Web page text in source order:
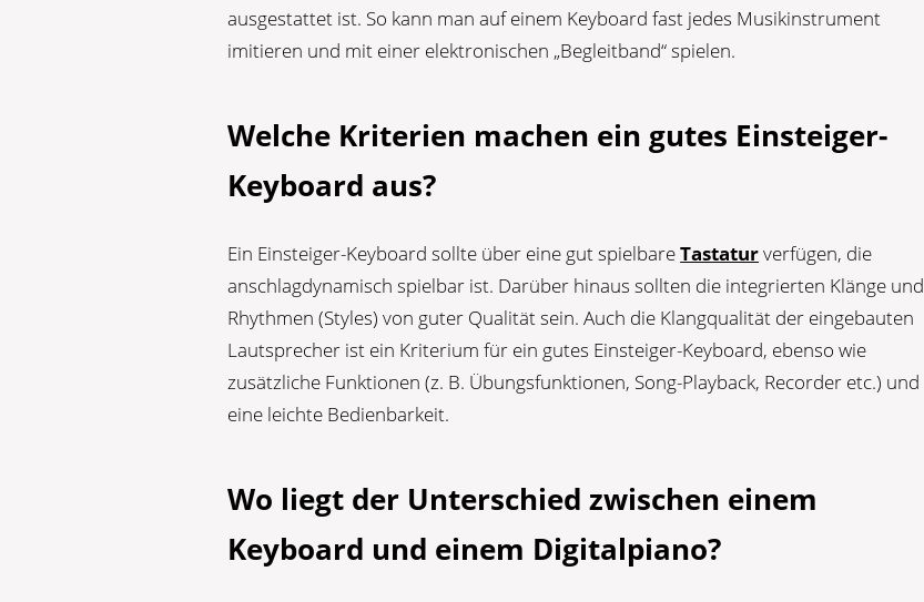
ausgestattet ist. So kann man auf einem Keyboard fast jedes Musikinstrument
imitieren und mit einer elektronischen „Begleitband“ spielen.
Welche Kriterien machen ein gutes Einsteiger-
Keyboard aus?
Ein Einsteiger-Keyboard sollte über eine gut spielbareTastaturverfügen, die
anschlagdynamisch spielbar ist. Darüber hinaus sollten die integrierten Klänge und
Rhythmen (Styles) von guter Qualität sein. Auch die Klangqualität der eingebauten
Lautsprecher ist ein Kriterium für ein gutes Einsteiger-Keyboard, ebenso wie
zusätzliche Funktionen (z. B. Übungsfunktionen, Song-Playback, Recorder etc.) und
eine leichte Bedienbarkeit.
Wo liegt der Unterschied zwischen einem
Keyboard und einem Digitalpiano?